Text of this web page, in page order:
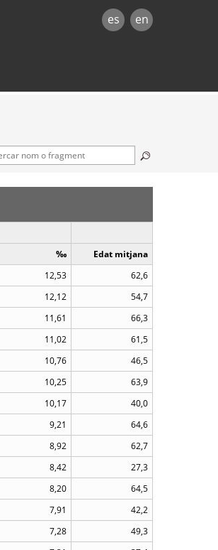
es en
‰
Edat mitjana
12,53
62,6
12,12
54,7
11,61
66,3
11,02
61,5
10,76
46,5
10,25
63,9
10,17
40,0
9,21
64,6
8,92
62,7
8,42
27,3
8,20
64,5
7,91
42,2
7,28
49,3